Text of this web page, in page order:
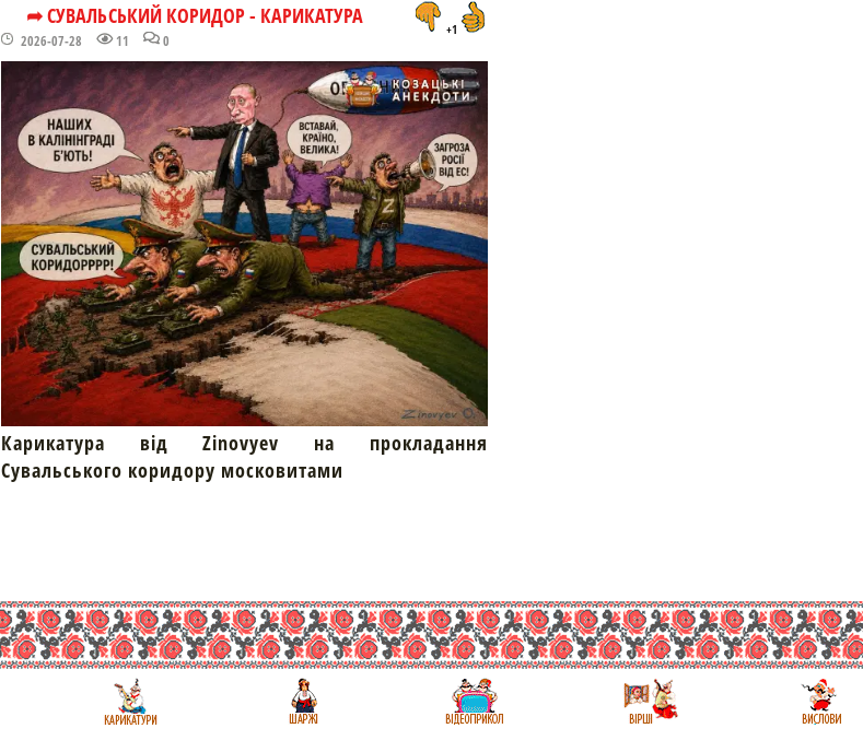
➦ СУВАЛЬСЬКИЙ КОРИДОР - КАРИКАТУРА
2026-07-28 11 0
+1
Карикатура від Zinovyev на прокладання
Сувальського коридору московитами